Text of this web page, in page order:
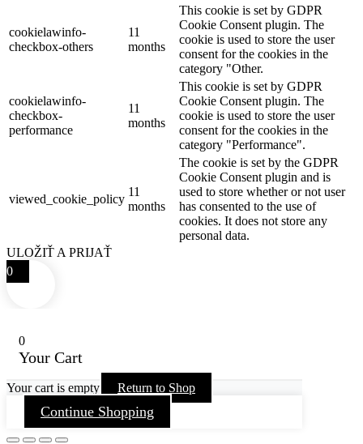
cookielawinfo-
checkbox-others
11
months
This cookie is set by GDPR
Cookie Consent plugin. The
cookie is used to store the user
consent for the cookies in the
category "Other.
cookielawinfo-
checkbox-
performance
11
months
This cookie is set by GDPR
Cookie Consent plugin. The
cookie is used to store the user
consent for the cookies in the
category "Performance".
viewed_cookie_policy
11
months
The cookie is set by the GDPR
Cookie Consent plugin and is
used to store whether or not user
has consented to the use of
cookies. It does not store any
personal data.
ULOŽIŤ A PRIJAŤ
0
0
Your Cart
Your cart is empty Return to Shop
Continue Shopping